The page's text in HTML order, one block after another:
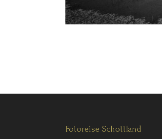
Fotoreise Schottland